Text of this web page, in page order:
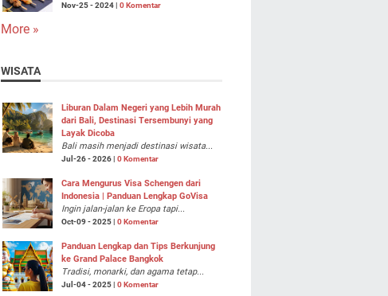
Nov-25 - 2024 | 0 Komentar
More »
WISATA
Liburan Dalam Negeri yang Lebih Murah
dari Bali, Destinasi Tersembunyi yang
Layak Dicoba
Bali masih menjadi destinasi wisata...
Jul-26 - 2026 | 0 Komentar
Cara Mengurus Visa Schengen dari
Indonesia | Panduan Lengkap GoVisa
Ingin jalan-jalan ke Eropa tapi...
Oct-09 - 2025 | 0 Komentar
Panduan Lengkap dan Tips Berkunjung
ke Grand Palace Bangkok
Tradisi, monarki, dan agama tetap...
Jul-04 - 2025 | 0 Komentar